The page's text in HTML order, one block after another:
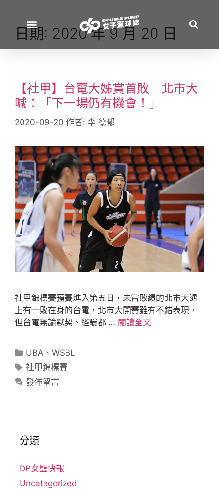
日期: 2020 年 9 月 20 日
【社甲】台電大姊賞首敗 北市大
喊：「下一場仍有機會！」
2020-09-20 作者: 李 德郁
社甲錦標賽預賽進入第五日，未嘗敗績的北市大遇
上有一敗在身的台電，北市大開賽雖有不錯表現，
但台電無論默契、經驗都 … 閱讀全文
UBA 、WSBL
社甲錦標賽
發佈留言
分類
DP女籃快報
Uncategorized